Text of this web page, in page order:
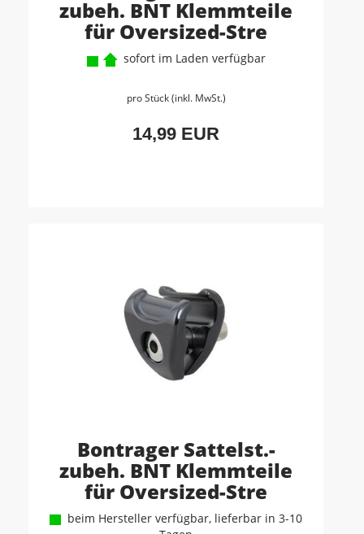
zubeh. BNT Klemmteile
für Oversized-Stre
sofort im Laden verfügbar
pro Stück (inkl. MwSt.)
14,99 EUR
Bontrager Sattelst.-
zubeh. BNT Klemmteile
für Oversized-Stre
beim Hersteller verfügbar, lieferbar in 3-10